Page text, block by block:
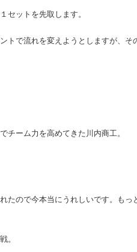
セットを先取します。
トで流れを変えようとしますが、
ーム力を高めてきた川内商工。
たので今本当にうれしいです。も
。